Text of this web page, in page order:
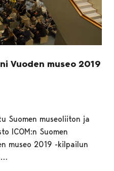
Vuoden museo 2019
Suomen museoliiton ja
ICOM:n Suomen
museo 2019 -kilpailun